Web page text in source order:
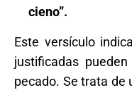
cieno”.
Este versículo
justificadas
pecado. Se trata de